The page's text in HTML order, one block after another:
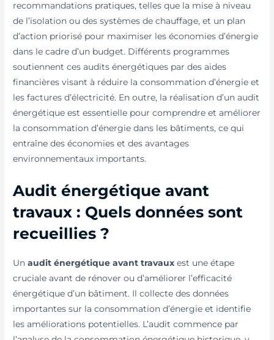
recommandations pratiques, telles que la mise à niveau
de l’isolation ou des systèmes de chauffage, et un plan
d’action priorisé pour maximiser les économies d’énergie
dans le cadre d’un budget. Différents programmes
soutiennent ces audits énergétiques par des aides
financières visant à réduire la consommation d’énergie et
les factures d’électricité. En outre, la réalisation d’un audit
énergétique est essentielle pour comprendre et améliorer
la consommation d’énergie dans les bâtiments, ce qui
entraîne des économies et des avantages
environnementaux importants.
Audit énergétique avant
travaux : Quels données sont
recueillies ?
Unaudit énergétique avant travaux est une étape
cruciale avant de rénover ou d’améliorer l’efficacité
énergétique d’un bâtiment. Il collecte des données
importantes sur la consommation d’énergie et identifie
les améliorations potentielles. L’audit commence par